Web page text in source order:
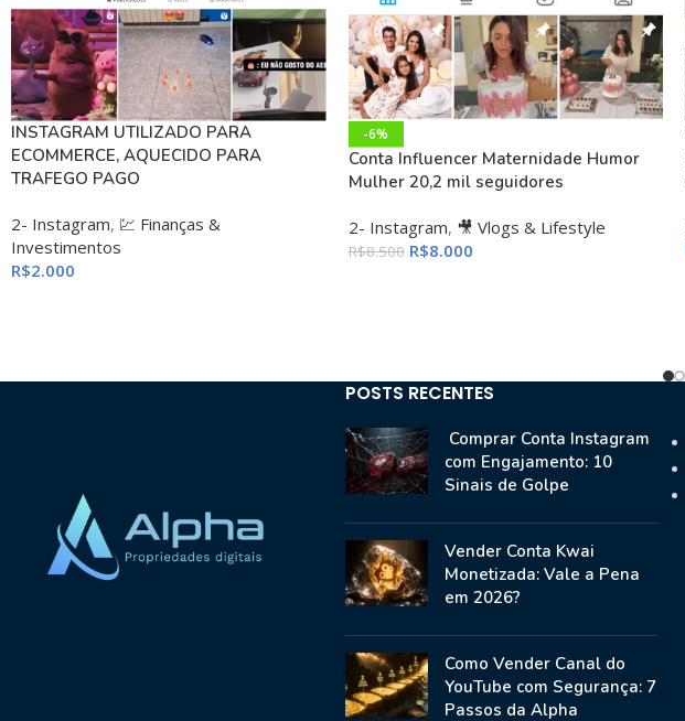
INSTAGRAM UTILIZADO PARA
ECOMMERCE, AQUECIDO PARA
TRAFEGO PAGO
2- Instagram, 💹 Finanças &
Investimentos
R$2.000
-6%
Conta Influencer Maternidade Humor
Mulher 20,2 mil seguidores
2- Instagram, 🎥 Vlogs & Lifestyle
R$8.500 R$8.000
POSTS RECENTES
Comprar Conta Instagram
com Engajamento: 10
Sinais de Golpe
Vender Conta Kwai
Monetizada: Vale a Pena
em 2026?
Como Vender Canal do
YouTube com Segurança: 7
Passos da Alpha